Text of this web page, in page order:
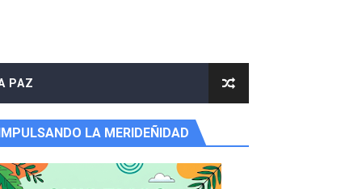
PAZ
IMPULSANDO LA MERIDEÑIDAD